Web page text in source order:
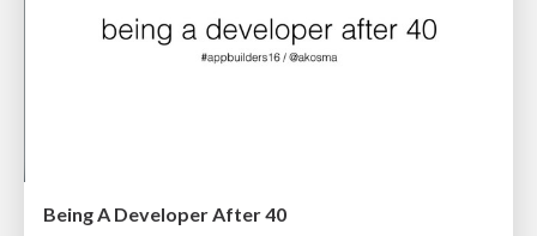
Being A Developer After 40